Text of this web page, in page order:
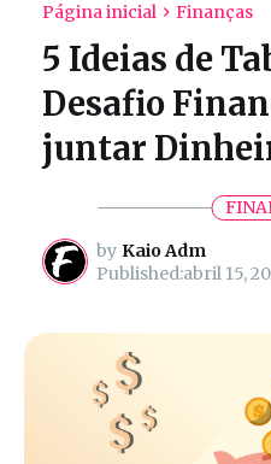
Página inicial Finanças
5 Ideias de
Desafio
juntar
by Kaio Adm
abril 15,